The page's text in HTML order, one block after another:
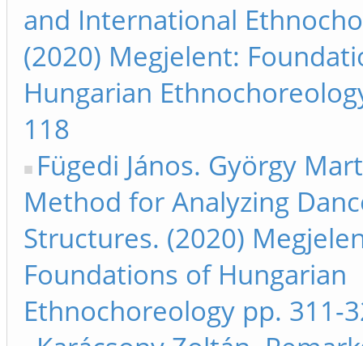
and International
(2020) Megjelent:
Hungarian
118
Fügedi János. György
Method for Analyzing
Structures. (2020)
Foundations of Hungarian
Ethnochoreology pp. 311-